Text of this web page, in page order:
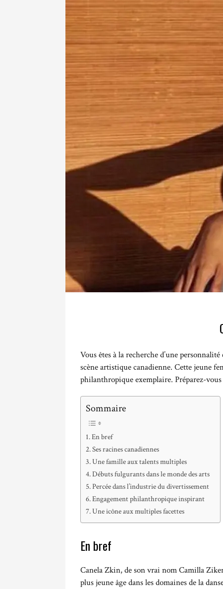
Vous êtes à la recherche d’une
scène artistique canadienne. Cette jeune
philanthropique exemplaire. Préparez-
Sommaire
En bref
Ses racines canadiennes
Une famille aux talents multiples
Débuts fulgurants dans le monde des arts
Percée dans l’industrie du divertissement
Engagement philanthropique inspirant
Une icône aux multiples facettes
En bref
Canela Zkin, de son vrai nom Camilla
plus jeune âge dans les domaines de la